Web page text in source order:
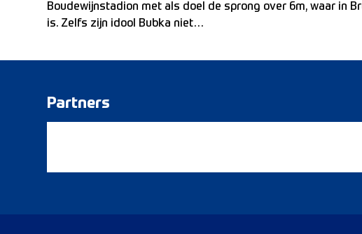
Boudewijnstadion met als doel de sprong over 6m, waar in
is. Zelfs zijn idool Bubka niet…
Partners